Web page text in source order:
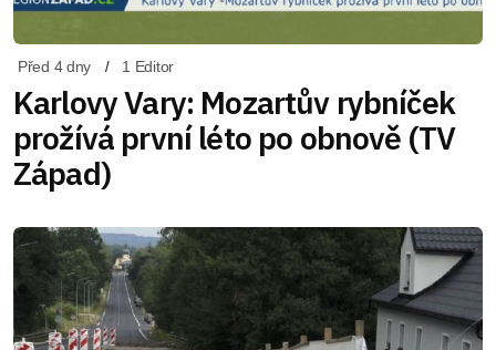
Před 4 dny 1 Editor
Karlovy Vary: Mozartův rybníček
prožívá první léto po obnově (TV
Západ)